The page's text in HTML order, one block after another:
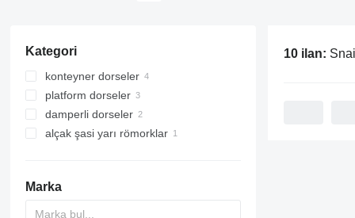
Kategori
konteyner dorseler
platform dorseler
damperli dorseler
alçak şasi yarı römorklar
Marka
10 ilan: